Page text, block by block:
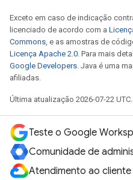
Exceto em caso de indicação
licenciado de acordo com a
Commons, e as amostras de
Licença Apache 2.0. Para mais
Google Developers. Java é uma
afiliadas.
Última atualização 2026-07-22 UTC.
Teste o Google
Comunidade de
Atendimento ao cliente